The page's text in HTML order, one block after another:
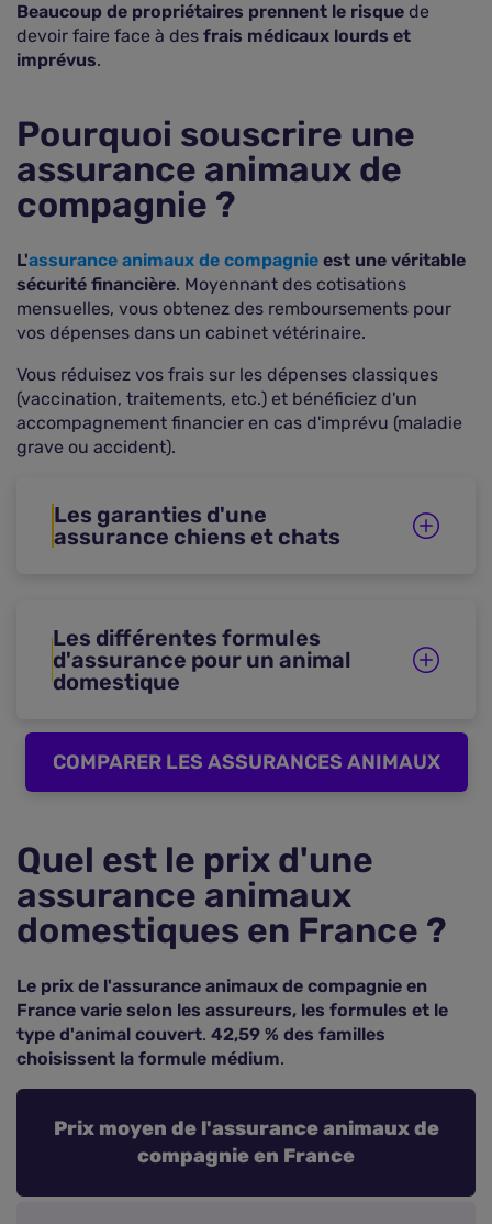
Beaucoup de propriétaires prennent le risque de
devoir faire face à des frais médicaux lourds et
imprévus.
Pourquoi souscrire une
assurance animaux de
compagnie ?
L'assurance animaux de compagnie est une véritable
sécurité financière. Moyennant des cotisations
mensuelles, vous obtenez des remboursements pour
vos dépenses dans un cabinet vétérinaire.
Vous réduisez vos frais sur les dépenses classiques
(vaccination, traitements, etc.) et bénéficiez d'un
accompagnement financier en cas d'imprévu (maladie
grave ou accident).
Les garanties d'une
assurance chiens et chats
Les différentes formules
d'assurance pour un animal
domestique
COMPARER LES ASSURANCES ANIMAUX
Quel est le prix d'une
assurance animaux
domestiques en France ?
Le prix de l'assurance animaux de compagnie en
France varie selon les assureurs, les formules et le
type d'animal couvert. 42,59 % des familles
choisissent la formule médium.
Prix moyen de l'assurance animaux de
compagnie en France